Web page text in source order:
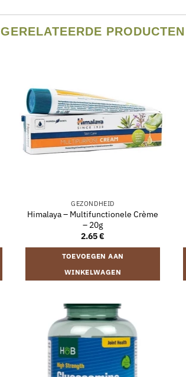
GERELATEERDE PRODUCTEN
GEZONDHEID
Himalaya – Multifunctionele Crème
– 20g
2.65€
TOEVOEGEN AAN
WINKELWAGEN